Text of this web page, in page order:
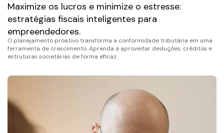
Maximize os lucros e minimize o estresse:
estratégias fiscais inteligentes para
empreendedores.
O planejamento proativo transforma a conformidade tributária em uma
ferramenta de crescimento. Aprenda a aproveitar deduções, créditos e
estruturas societárias de forma eficaz.